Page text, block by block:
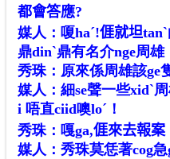
都會答應?
媒人：嗄haˊ!𠊎就坦
鼎dinˋ鼎有名介nge周雄
秀珠：原來係周雄該ge
媒人：細se聲一些xidˋ
i 唔直ciid噢loˊ！
秀珠：嘎ga,𠊎來去報案
媒人：秀珠莫恁著cog